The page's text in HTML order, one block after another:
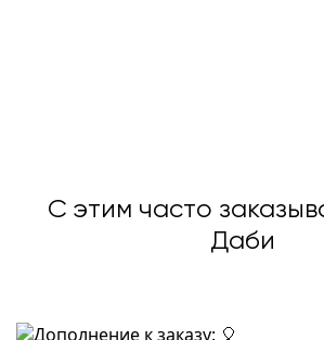
С этим часто
Даби